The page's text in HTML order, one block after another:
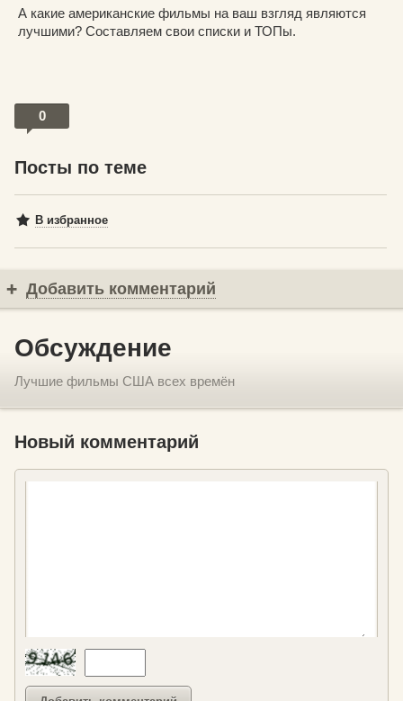
А какие американские фильмы на ваш взгляд являются
лучшими? Составляем свои списки и ТОПы.
0
Посты по теме
В избранное
Добавить комментарий
Обсуждение
Лучшие фильмы США всех времён
Новый комментарий